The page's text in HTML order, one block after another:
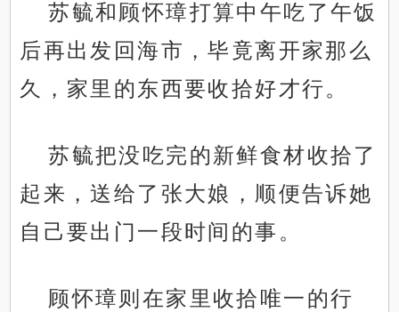
苏毓和顾怀璋打算中午吃了午饭
后再出发回海市，毕竟离开家那么
久，家里的东西要收拾好才行。
苏毓把没吃完的新鲜食材收拾了
起来，送给了张大娘，顺便告诉她
自己要出门一段时间的事。
顾怀璋则在家里收拾唯一的行